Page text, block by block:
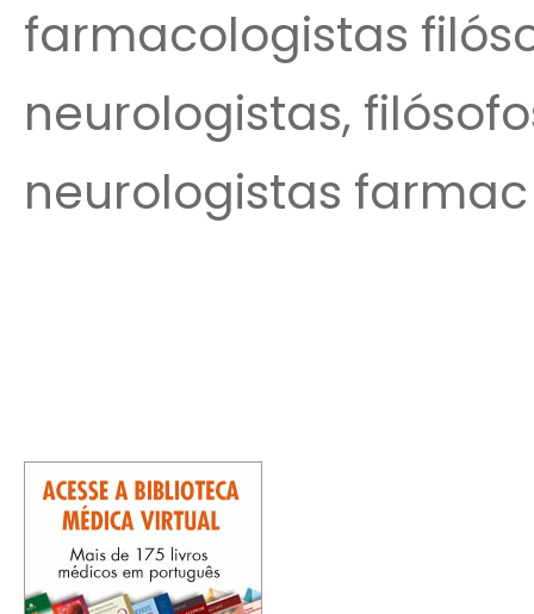
farmacologistas
neurologistas,
neurologistas farmac